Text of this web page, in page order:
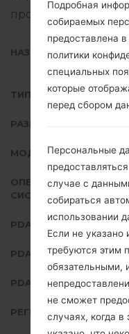
прошивку на
НАЗВАНИЕ ФАЙЛА
ТИП ПРОШИВКИ
РАЗМЕР ФАЙЛА
МОДЕЛЬ
ОПЕРАЦИОННАЯ
СИСТЕМА
PDA/AP ВЕРСИЯ
PDA/AP ВЕРСИЯ
PDA/AP ВЕРСИЯ
РЕГИОН
Подробная
собираемых
предоставлена
политики
специальных
которые
перед сбором
Персональные
случае с
собираться
использовании
Если не указано
требуются этим
обязательными,
не сможет
случаях, когда